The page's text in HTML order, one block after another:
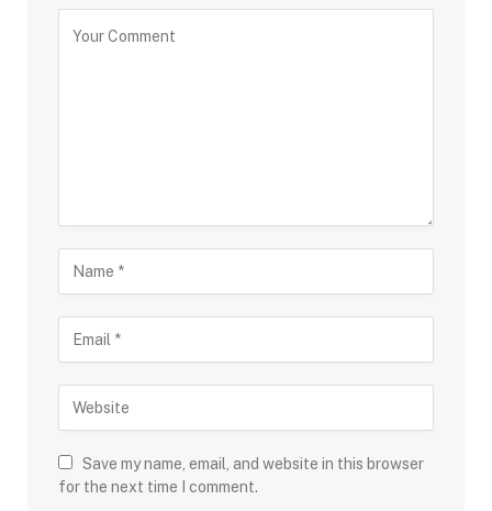
Save my name, email, and website in this browser
for the next time I comment.